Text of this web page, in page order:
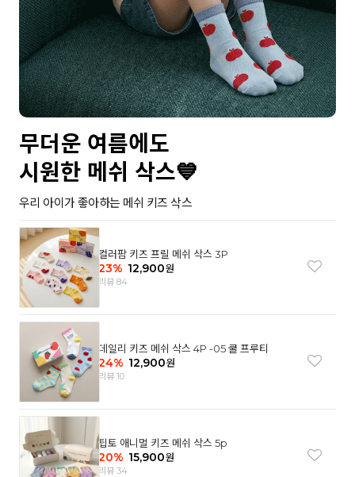
무더운 여름에도
시원한 메쉬 삭스💙
우리 아이가 좋아하는 메쉬 키즈 삭스
컬러팜 키즈 프릴 메쉬 삭스 3P
23% 12,900원
리뷰 84
데일리 키즈 메쉬 삭스 4P -05 쿨 프루티
24% 12,900원
리뷰 10
팁토 애니멀 키즈 메쉬 삭스 5p
20% 15,900원
리뷰 34